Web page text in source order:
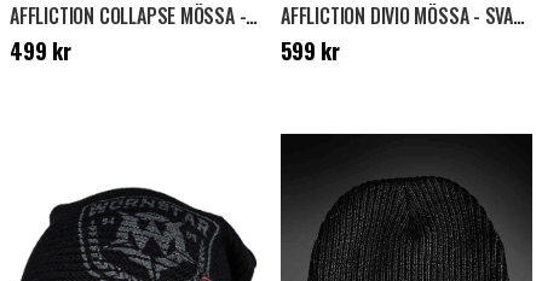
AFFLICTION COLLAPSE MÖSSA - SVART
Pris: 499 kr
499 kr
AFFLICTION DIVIO MÖSSA - SVART/VIT
Pris:599 kr
599 kr